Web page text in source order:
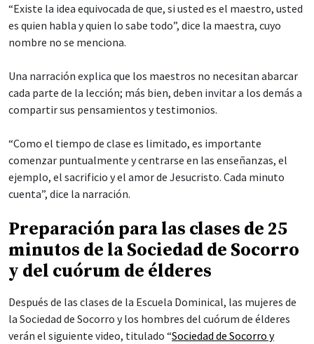
“Existe la idea equivocada de que, si usted es el maestro, usted
es quien habla y quien lo sabe todo”, dice la maestra, cuyo
nombre no se menciona.
Una narración explica que los maestros no necesitan abarcar
cada parte de la lección; más bien, deben invitar a los demás a
compartir sus pensamientos y testimonios.
“Como el tiempo de clase es limitado, es importante
comenzar puntualmente y centrarse en las enseñanzas, el
ejemplo, el sacrificio y el amor de Jesucristo. Cada minuto
cuenta”, dice la narración.
Preparación para las clases de 25
minutos de la Sociedad de Socorro
y del cuórum de élderes
Después de las clases de la Escuela Dominical, las mujeres de
la Sociedad de Socorro y los hombres del cuórum de élderes
verán el siguiente video, titulado “Sociedad de Socorro y